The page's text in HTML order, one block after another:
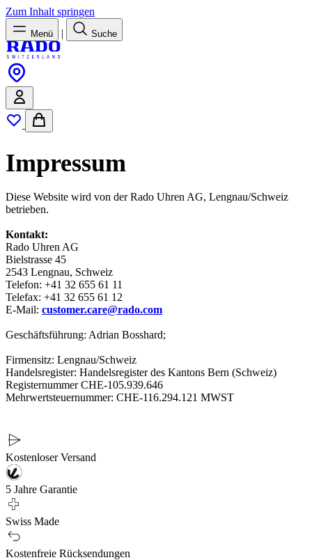
Zum Inhalt springen
Menü | Suche
Impressum
Diese Website wird von der Rado Uhren AG, Lengnau/Schweiz
betrieben.
Kontakt:
Rado Uhren AG
Bielstrasse 45
2543 Lengnau, Schweiz
Telefon: +41 32 655 61 11
Telefax: +41 32 655 61 12
E-Mail: customer.care@rado.com
Geschäftsführung: Adrian Bosshard;
Firmensitz: Lengnau/Schweiz
Handelsregister: Handelsregister des Kantons Bern (Schweiz)
Registernummer CHE-105.939.646
Mehrwertsteuernummer: CHE-116.294.121 MWST
Kostenloser Versand
5 Jahre Garantie
Swiss Made
Kostenfreie Rücksendungen